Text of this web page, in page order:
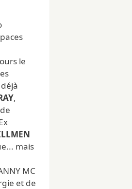
le
,
mais
MC
et de